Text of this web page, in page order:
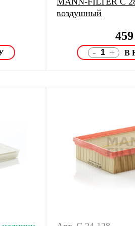
воздушный
- +